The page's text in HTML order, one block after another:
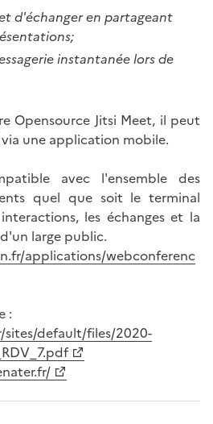
d'échanger en partageant
instantanée lors de
Opensource Jitsi Meet, il peut
une application mobile.
avec l'ensemble des
quel que soit le terminal
les échanges et la
large public.
applications/webconferenc
:
default/files/2020-